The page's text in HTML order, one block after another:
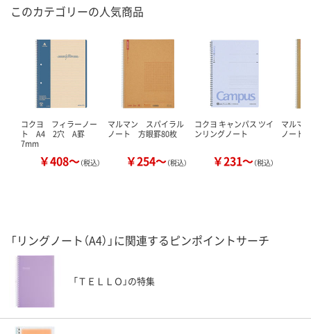
このカテゴリーの人気商品
コクヨ フィラーノー
ト A4 2穴 A罫
7mm
￥408～（税込）
マルマン スパイラル
ノート 方眼罫80枚
￥254～（税込）
コクヨ キャンパス ツイ
ンリングノート
￥231～（税込）
マルマ
ノート
「リングノート（A4）」に関連するピンポイントサーチ
「ＴＥＬＬＯ」の特集